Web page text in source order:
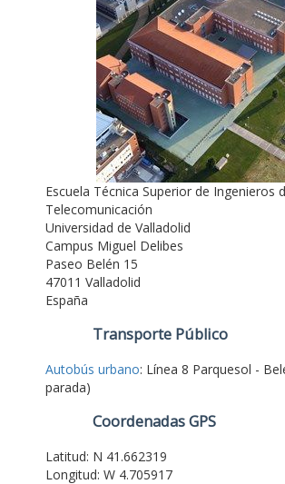
Escuela Técnica Superior de Ingenieros
Telecomunicación
Universidad de Valladolid
Campus Miguel Delibes
Paseo Belén 15
47011 Valladolid
España
Transporte Público
Autobús urbano: Línea 8 Parquesol -
parada)
Coordenadas GPS
Latitud: N 41.662319
Longitud: W 4.705917